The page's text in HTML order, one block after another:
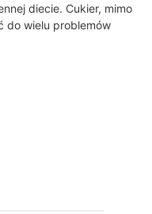
diecie. Cukier, mimo
do wielu problemów